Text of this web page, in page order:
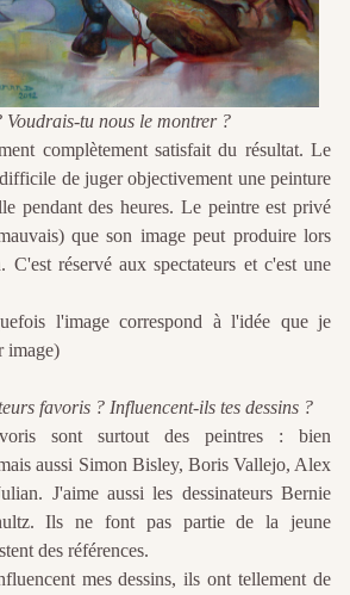
tu nous le montrer ?
complètement satisfait du résultat. Le
de juger objectivement une peinture
pendant des heures. Le peintre est privé
que son image peut produire lors
C'est réservé aux spectateurs et c'est une
l'image correspond à l'idée que je
image)
favoris ? Influencent-ils tes dessins ?
sont surtout des peintres : bien
aussi Simon Bisley, Boris Vallejo, Alex
J'aime aussi les dessinateurs Bernie
Ils ne font pas partie de la jeune
des références.
mes dessins, ils ont tellement de